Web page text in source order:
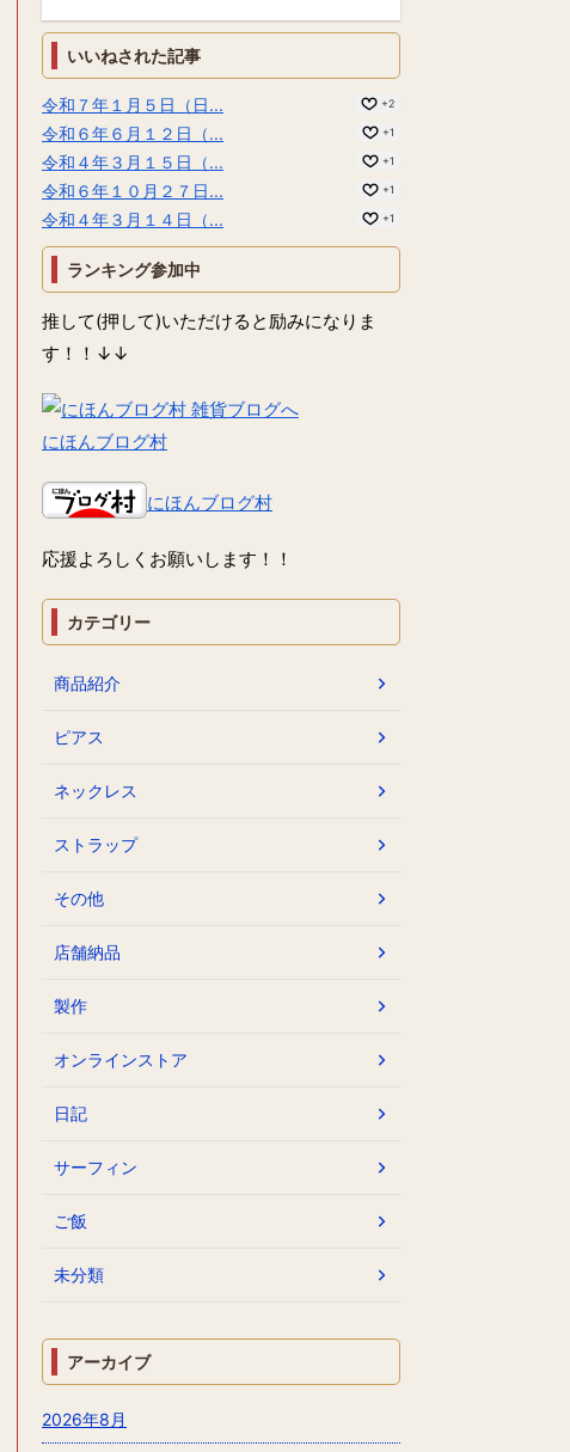
いいねされた記事
令和７年１月５日（日... +2
令和６年６月１２日（... +1
令和４年３月１５日（... +1
令和６年１０月２７日... +1
令和４年３月１４日（... +1
ランキング参加中
推して(押して)いただけると励みになりま
す！！↓↓
にほんブログ村
にほんブログ村
応援よろしくお願いします！！
カテゴリー
商品紹介
ピアス
ネックレス
ストラップ
その他
店舗納品
製作
オンラインストア
日記
サーフィン
ご飯
未分類
アーカイブ
2026年8月